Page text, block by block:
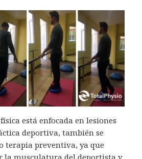
está enfocada en lesiones
deportiva, también se
terapia preventiva, ya que